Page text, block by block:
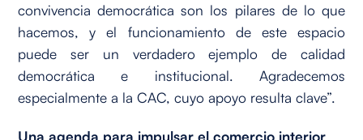
convivencia democrática son los pilares de lo que
hacemos, y el funcionamiento de este espacio
puede ser un verdadero ejemplo de calidad
democrática e institucional. Agradecemos
especialmente a la CAC, cuyo apoyo resulta clave”.
Una agenda para impulsar el comercio interior